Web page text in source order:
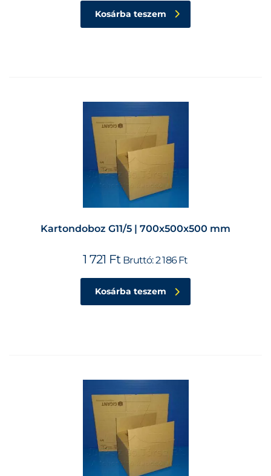
Kosárba teszem
Kartondoboz G11/5 | 700x500x500 mm
1 721 Ft Bruttó:2 186Ft
Kosárba teszem